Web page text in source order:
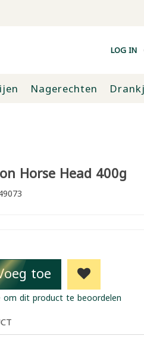
LOG IN
Nagerechten
Horse Head 400g
toe
om dit product te beoordelen